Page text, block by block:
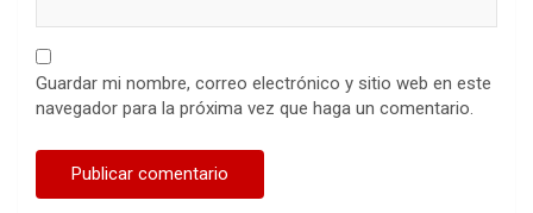
Guardar mi nombre, correo electrónico y sitio web en este
navegador para la próxima vez que haga un comentario.